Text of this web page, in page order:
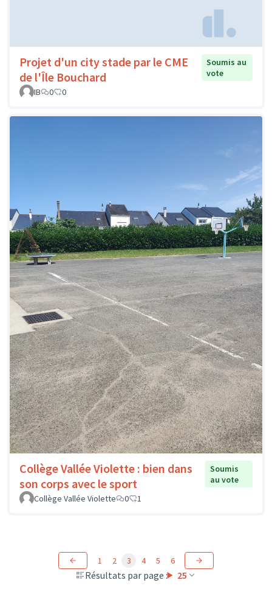
Projet d'un city stade par le CME
de l'Île Bouchard
Soumis au
vote
IB
0 0
Collège Vallée Violette : bien dans
son corps avec le sport
Soumis
au vote
Collège Vallée Violette
0 1
Résultats par page : 25
1 2 3 4 5 6